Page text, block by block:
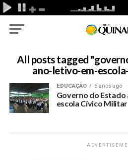
All posts tagged
ano-letivo-em-
EDUCAÇÃO 6 anos ago
Governo do
escola Cívico Militar